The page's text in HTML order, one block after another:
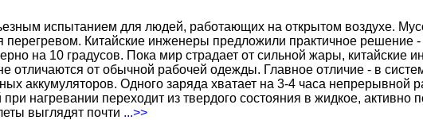
испытанием для людей, работающих на открытом воздухе.
Китайские инженеры предложили практичное
на 10 градусов. Пока мир страдает от сильной жары, китайские
отличаются от обычной рабочей одежды. Главное отличие - в
аккумуляторов. Одного заряда хватает на 3-4 часа непрерывной
нагревании переходит из твердого состояния в жидкое, активно
выглядят почти ...>>